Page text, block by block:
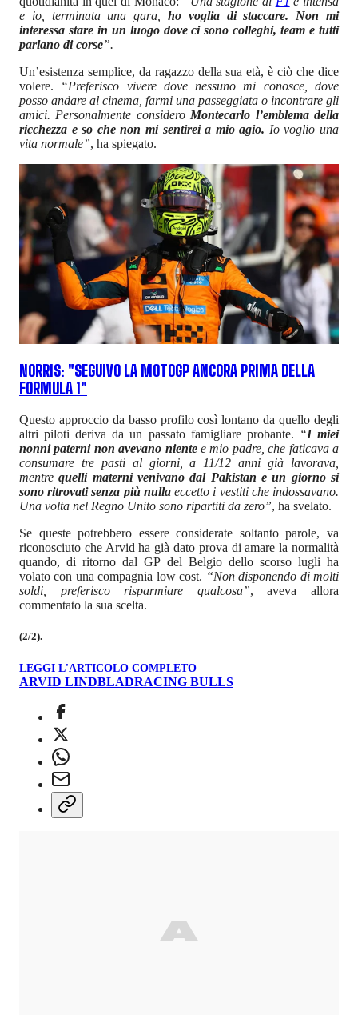
e io, terminata una gara,
ho voglia di staccare. Non mi
interessa stare in un luogo dove ci sono colleghi, team e tutti
parlano di corse”.
Un’esistenza semplice, da ragazzo della sua età, è ciò che dice
volere.
“Preferisco vivere dove nessuno mi conosce, dove
posso andare al cinema, farmi una passeggiata o incontrare gli
amici. Personalmente considero Montecarlo l’emblema della
ricchezza e so che non mi sentirei a mio agio. Io voglio una
vita normale”, ha spiegato.
NORRIS: "SEGUIVO LA MOTOGP ANCORA PRIMA DELLA
FORMULA 1"
Questo approccio da basso profilo così lontano da quello degli
altri piloti deriva da un passato famigliare probante. “I miei
nonni paterni non avevano nientee mio padre, che faticava a
consumare tre pasti al giorni, a 11/12 anni già lavorava,
mentre quelli materni venivano dal Pakistan e un giorno si
sono ritrovati senza più nullaeccetto i vestiti che indossavano.
Una volta nel Regno Unito sono ripartiti da zero”, ha svelato.
Se queste potrebbero essere considerate soltanto parole, va
riconosciuto che Arvid ha già dato prova di amare la normalità
quando, di ritorno dal GP del Belgio dello scorso lugli ha
volato con una compagnia low cost. “Non disponendo di molti
soldi, preferisco risparmiare qualcosa”, aveva allora
commentato la sua scelta.
(2/2).
LEGGI L'ARTICOLO COMPLETO
ARVID LINDBLADRACING BULLS